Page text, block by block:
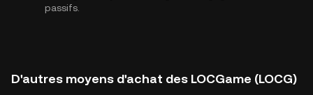
passifs.
D'autres moyens d'achat des LOCGame (LOCG)